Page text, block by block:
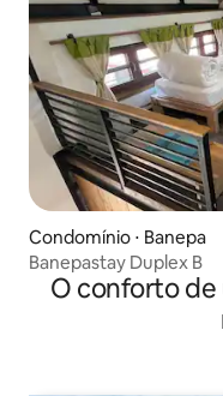
Condomínio ⋅ Banepa
Banepastay Duplex B
O conforto de